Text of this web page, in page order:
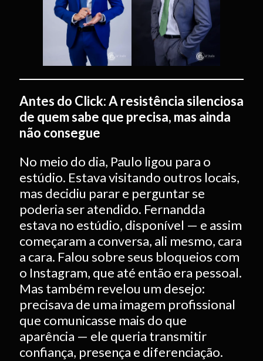
Antes do Click: A resistência silenciosa
de quem sabe que precisa, mas ainda
não consegue
No meio do dia, Paulo ligou para o
estúdio. Estava visitando outros locais,
mas decidiu parar e perguntar se
poderia ser atendido. Fernandda
estava no estúdio, disponível — e assim
começaram a conversa, ali mesmo, cara
a cara. Falou sobre seus bloqueios com
o Instagram, que até então era pessoal.
Mas também revelou um desejo:
precisava de uma imagem profissional
que comunicasse mais do que
aparência — ele queria transmitir
confiança, presença e diferenciação.